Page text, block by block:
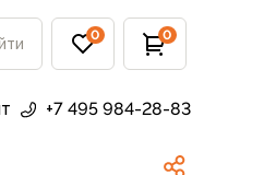
0 0
+7 495 984-28-83